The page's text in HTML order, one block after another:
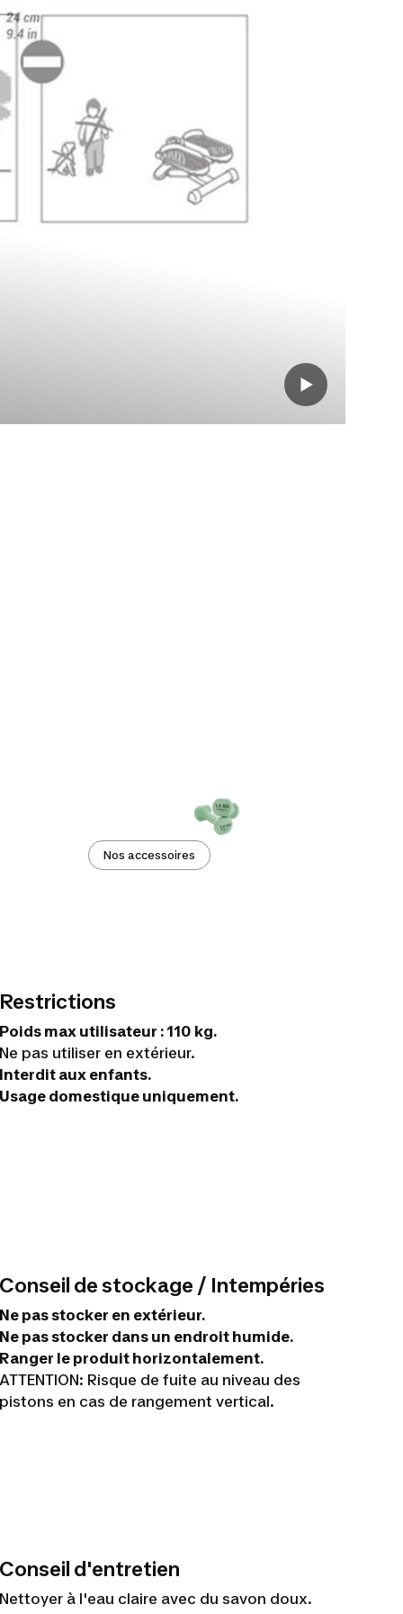
Nos accessoires
Restrictions
Poids max utilisateur : 110 kg.
Ne pas utiliser en extérieur.
Interdit aux enfants.
Usage domestique uniquement.
Conseil de stockage / Intempéries
Ne pas stocker en extérieur.
Ne pas stocker dans un endroit humide.
Ranger le produit horizontalement.
ATTENTION: Risque de fuite au niveau des
pistons en cas de rangement vertical.
Conseil d'entretien
Nettoyer à l'eau claire avec du savon doux.